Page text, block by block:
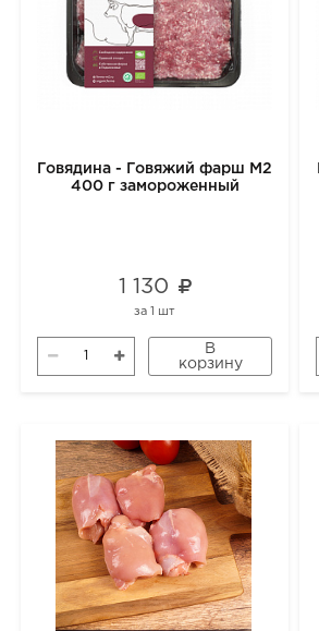
Говядина - Говяжий фарш М2
400 г замороженный
1 130
за1 шт
В
корзину